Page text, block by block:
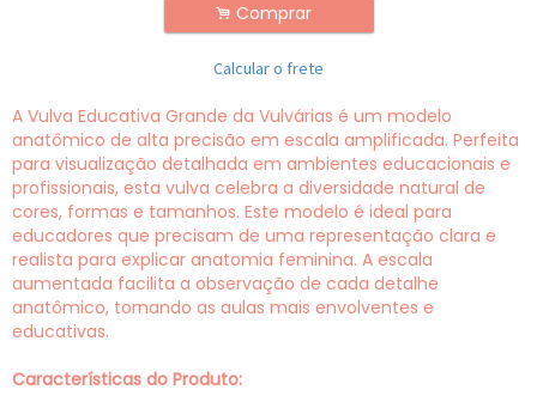
. Comprar
Calcular o frete
A Vulva Educativa Grande da Vulvárias é um modelo
anatômico de alta precisão em escala amplificada. Perfeita
para visualização detalhada em ambientes educacionais e
profissionais, esta vulva celebra a diversidade natural de
cores, formas e tamanhos. Este modelo é ideal para
educadores que precisam de uma representação clara e
realista para explicar anatomia feminina. A escala
aumentada facilita a observação de cada detalhe
anatômico, tornando as aulas mais envolventes e
educativas.
Características do Produto: